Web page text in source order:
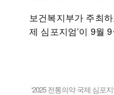
보건복지부가 주최
제 심포지엄’이 9월
‘2025 전통의약 국제 심포